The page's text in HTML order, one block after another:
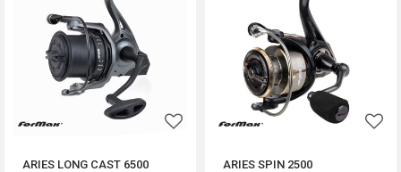
ARIES LONG CAST 6500 ARIES SPIN 2500